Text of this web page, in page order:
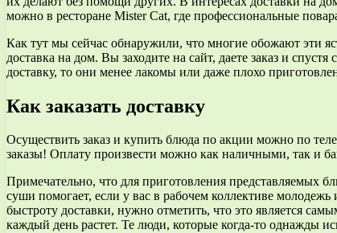
можно в ресторане Mister Cat, где профессиональные
Как тут мы сейчас обнаружили, что многие обожают эти
доставка на дом. Вы заходите на сайт, даете заказ и
доставку, то они менее лакомы или даже плохо
Как заказать доставку
Осуществить заказ и купить блюда по акции можно по
заказы! Оплату произвести можно как наличными, так и
Примечательно, что для приготовления представляемых
суши помогает, если у вас в рабочем коллективе
быстроту доставки, нужно отметить, что это является
каждый день растет. Те люди, которые когда-то однажды